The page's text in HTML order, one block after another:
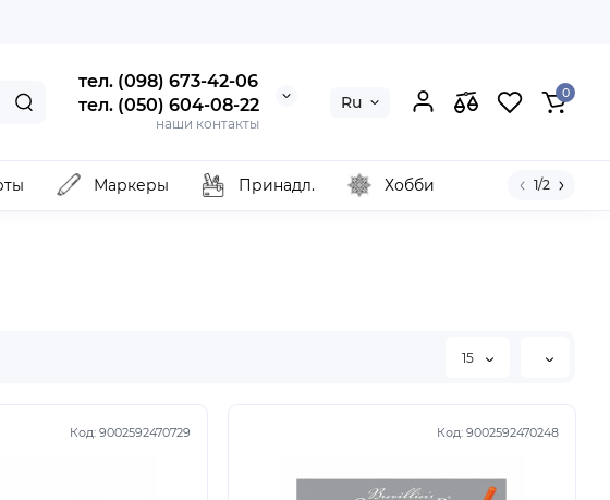
тел. (098) 673-42-06
тел. (050) 604-08-22
наши контакты
Ru 0
Маркеры Принадл. Хобби 1/2
15
Код: 9002592470729 Код: 9002592470248